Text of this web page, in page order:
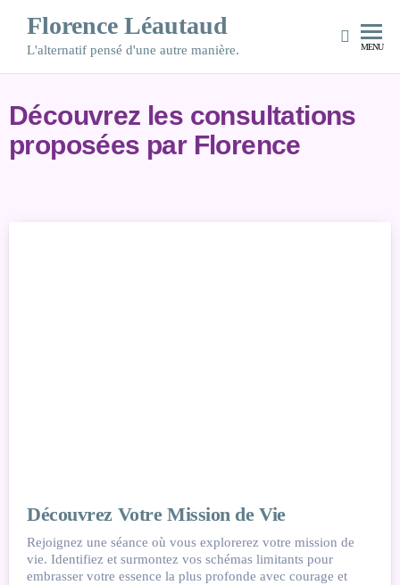
Florence Léautaud
L'alternatif pensé d'une autre manière. MENU
Découvrez les consultations
proposées par Florence
Découvrez Votre Mission de Vie
Rejoignez une séance où vous explorerez votre mission de
vie. Identifiez et surmontez vos schémas limitants pour
embrasser votre essence la plus profonde avec courage et